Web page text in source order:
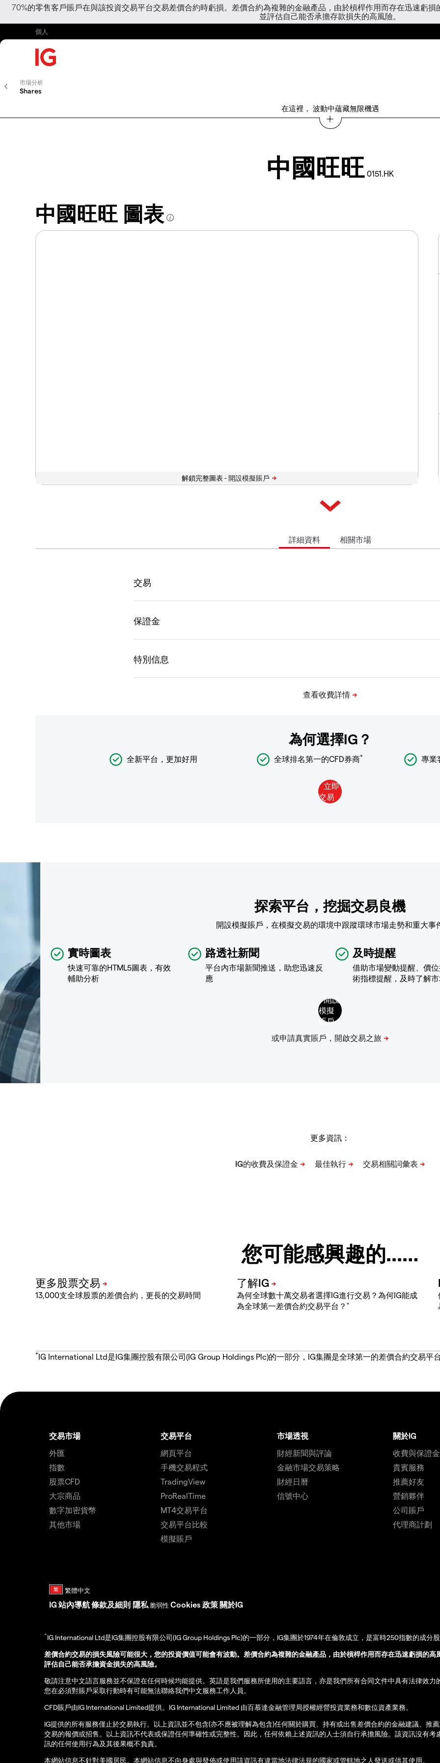
70%的零售客戶賬戶在與該投資交易平台交易差價合約時虧損。差價合約為複雜的金融產品，由於槓桿作用而存在迅速虧
並評估自己能否承擔存款損失的高風險。
個人
市場分析
Shares
在這裡， 波動中蘊藏無限機遇
中國旺旺 0151.HK
中國旺旺 圖表
解鎖完整圖表 -
詳細資料 相關市場
為何選擇IG？
全新平台，更加好用 全球排名第一的CFD券商* 專業
探索平台，挖掘交易良機
開設模擬賬戶，在模擬交易的環境中跟蹤環球市場走勢和重大事
實時圖表
快速可靠的HTML5圖表，有效
輔助分析
路透社新聞
平台內市場新聞推送，助您迅速反
應
及時提醒
借助市場變動提醒、價
術指標提醒，及時了解
更多資訊：
您可能感興趣的...…
13,000支全球股票的差價合約，更長的交易時間
為何全球數十萬交易者選擇IG進行交易？為何IG能成
為全球第一差價合約交易平台？ *
*IG International Ltd是IG集團控股有限公司(IG Group Holdings Plc)的一部分，IG集團是全球第一的差價合約交易平
交易市場
外匯
指數
股票CFD
大宗商品
數字加密貨幣
其他市場
交易平台
網頁平台
手機交易程式
TradingView
ProRealTime
MT4交易平台
交易平台比較
模擬賬戶
市場透視
財經新聞與評論
金融市場交易策略
財經日曆
信號中心
關於IG
收費與保證金
貴賓服務
推薦好友
營銷夥伴
公司賬戶
代理商計劃
IG 站內導航條款及細則 隱私 脆弱性 Cookies 政策 關於IG
^IG International Ltd是IG集團控股有限公司(IG Group Holdings Plc)的一部分，IG集團於1974年在倫敦成立，是富時250指數的成分
差價合約交易的損失風險可能很大，您的投資價值可能會有波動。差價合約為複雜的金融產品，由於槓桿作用而存在迅速虧損的
評估自己能否承擔資金損失的高風險。
敬請注意中文語言服務並不保證在任何時候均能提供。英語是我們服務所使用的主要語言，亦是我們所有合同文件中具有法律效力
您在必須對賬戶采取行動時有可能無法聯絡我們中文服務工作人員。
CFD賬戶由IG International Limited提供。IG International Limited 由百慕達金融管理局授權經營投資業務和數位資產業務。
IG提供的所有服務僅止於交易執行。以上資訊並不包含(亦不應被理解為包含)任何關於購買、持有或出售差價合約的金融建議、推
交易的報價或招售。以上資訊不代表或保證任何準確性或完整性。因此，任何依賴上述資訊的人士須自行承擔風險。該資訊沒有
訊的任何使用行為及其後果概不負責。
本網站信息不針對美國居民。本網站信息不向身處與發佈或使用該資訊有違當地法律法規的國家或管轄地之人發送或供其使用。